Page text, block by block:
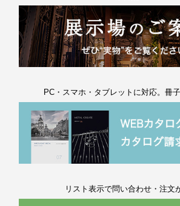
PC・スマホ・タブレットに対応。冊子
リスト表示で問い合わせ・注文